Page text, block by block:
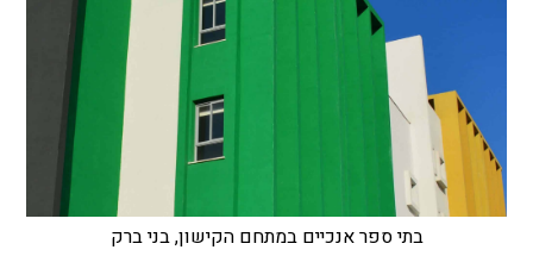
בתי ספר אנכיים במתחם הקישון, בני ברק